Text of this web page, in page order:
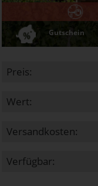
Gutschein
Preis:
Wert:
Versandkosten:
Verfügbar: